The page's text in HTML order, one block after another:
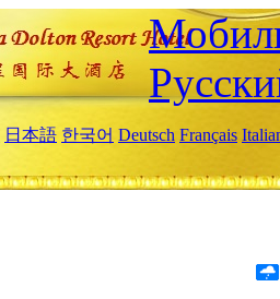
日本語 한국어 Deutsch Français